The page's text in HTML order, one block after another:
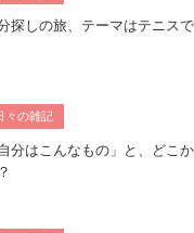
探しの旅、テーマはテニスで
々の雑記
自分はこんなもの」と、どこ